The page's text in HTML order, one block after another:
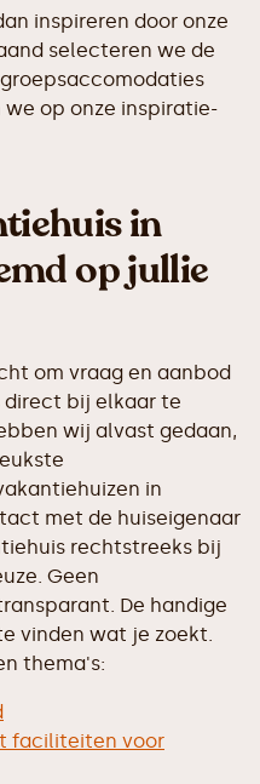
inspireren door onze
selecteren we de
op onze inspiratie-
in
op jullie
om vraag en aanbod
bij elkaar te
wij alvast gedaan,
in
met de huiseigenaar
rechtstreeks bij
Geen
De handige
vinden wat je zoekt.
thema's:
faciliteiten voor